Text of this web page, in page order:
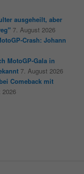
ausgeheilt, aber
7. August 2026
Crash: Johann
MotoGP-Gala in
7. August 2026
Comeback mit
2026